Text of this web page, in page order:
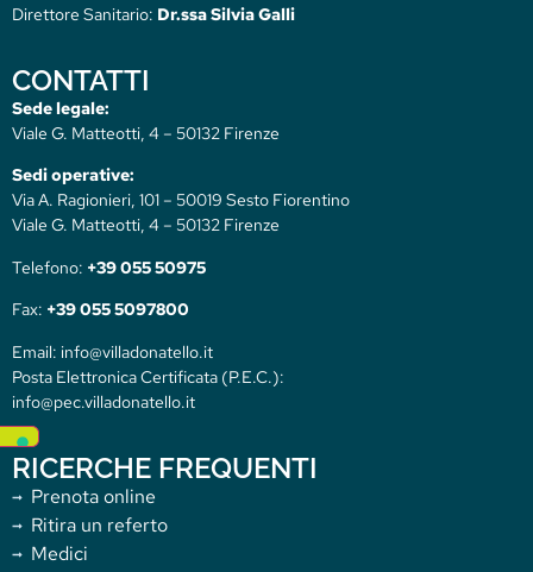
Direttore Sanitario: Dr.ssa Silvia Galli
CONTATTI
Sede legale:
Viale G. Matteotti, 4 – 50132 Firenze
Sedi operative:
Via A. Ragionieri, 101 – 50019 Sesto Fiorentino
Viale G. Matteotti, 4 – 50132 Firenze
Telefono: +39 055 50975
Fax: +39 055 5097800
Email: info@villadonatello.it
Posta Elettronica Certificata (P.E.C.):
info@pec.villadonatello.it
RICERCHE FREQUENTI
Prenota online
Ritira un referto
Medici